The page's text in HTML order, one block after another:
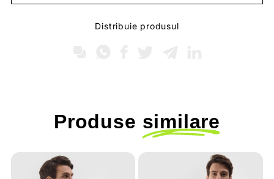
Distribuie produsul
Produse similare